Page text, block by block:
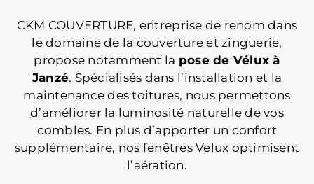
CKM COUVERTURE, entreprise de renom dans
le domaine de la couverture et zinguerie,
propose notamment la pose de Vélux à
Janzé. Spécialisés dans l’installation et la
maintenance des toitures, nous permettons
d’améliorer la luminosité naturelle de vos
combles. En plus d’apporter un confort
supplémentaire, nos fenêtres Velux optimisent
l’aération.